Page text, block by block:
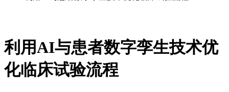
利用AI与患者数字孪生技术优
化临床试验流程